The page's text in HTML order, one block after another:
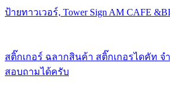
ป้ายทาวเวอร์, Tower Sign AM CAFE
สติ๊กเกอร์ ฉลากสินค้า สติ๊กเกอรไดคัท จ
สอบถามได้ครับ